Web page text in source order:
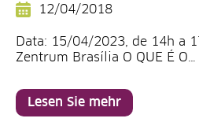
12/04/2018
Data: 15/04/2023, de 14h a
Zentrum Brasília O QUE É O…
Lesen Sie mehr